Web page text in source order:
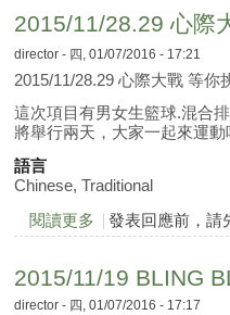
2015/11/28.29 心際
director - 四, 01/07/2016 - 17:21
2015/11/28.29 心際大戰 等你
這次項目有男女生籃球.混合
將舉行兩天，大家一起來運動
語言
Chinese, Traditional
閱讀更多 關於2015/11/28.29
發表回應前，請
2015/11/19 BLING
director - 四, 01/07/2016 - 17:17